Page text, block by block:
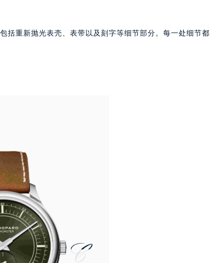
楼C座22层08室（需提前预约）
09室（需提前预约）
10层06室（需提前预约）
座13层07室（需提前预约）
E座6楼10室（需提前预约）
1707室（需提前预约）
10层1002室（需提前预约）
楼2002室（需提前预约）
润万象城写字楼（鄂尔多斯大厦）23层2326室（需提前预约）
字楼21层2102室（需提前预约）
括重新抛光表壳、表带以及刻字等细节部分。每一处细节都